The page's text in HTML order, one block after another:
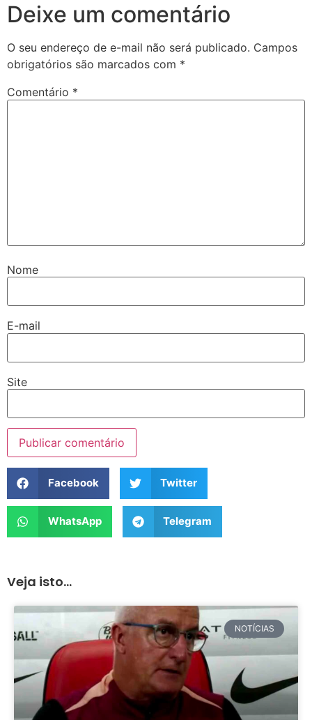
Deixe um comentário
O seu endereço de e-mail não será publicado. Campos
obrigatórios são marcados com *
Comentário *
Nome
E-mail
Site
Facebook Twitter
WhatsApp Telegram
Veja isto...
NOTÍCIAS